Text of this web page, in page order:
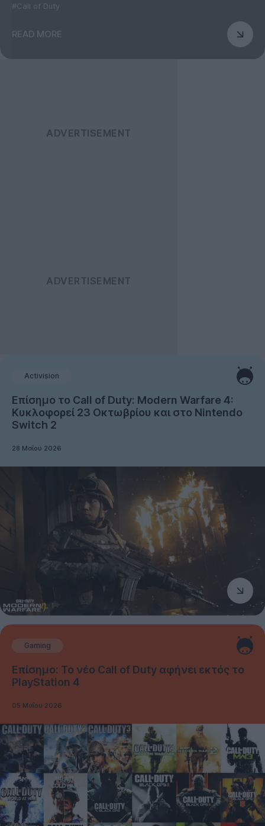
#Call of Duty
READ MORE
Activision
Επίσημο το Call of Duty: Modern Warfare 4:
Κυκλοφορεί 23 Οκτωβρίου και στο Nintendo
Switch 2
28 Μαΐου 2026
Gaming
Επίσημο: Το νέο Call of Duty αφήνει εκτός το
PlayStation 4
05 Μαΐου 2026